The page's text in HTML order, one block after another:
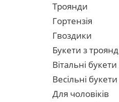
Троянди
Гортензія
Гвоздики
Букети з троянд
Вітальні букети
Весільні букети
Для чоловіків